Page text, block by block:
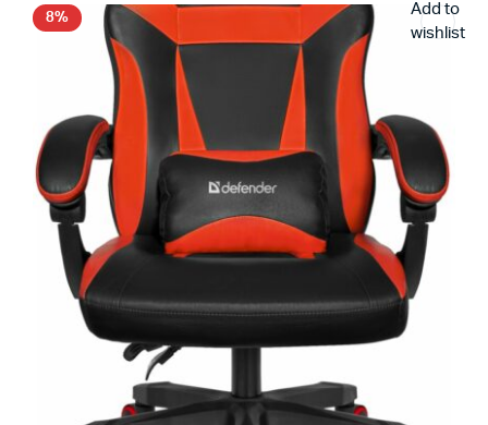
8%
Add to
wishlist